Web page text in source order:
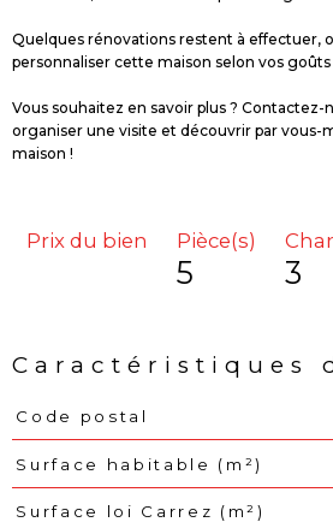
Quelques rénovations restent à effectuer,
personnaliser cette maison selon vos goûts
Vous souhaitez en savoir plus ?
organiser une visite et découvrir par
maison !
Prix du bien Pièce(s)
5 3
Caractéristiques
Caractéristiques
Code postal
Surface habitable (m²)
Surface loi Carrez (m²)